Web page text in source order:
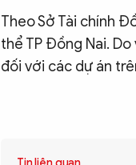
Theo Sở Tài chính
thể TP Đồng Nai. Do
đối với các dự án